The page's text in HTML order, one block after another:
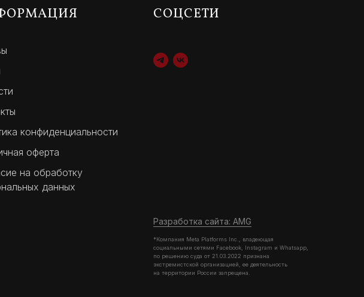
конфиденциальности
оферта
на обработку
данных
СОЦСЕТИ
Разработка сайта: AMG
*Компания Meta Platforms Inc., владеющая
социальными сетями Facebook, Instagram и Whatsapp,
по решению суда от 21.03.2022 признана
экстремистской организацией, ее деятельность
на территории России запрещена.